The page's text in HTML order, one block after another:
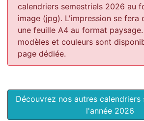
calendriers semestriels 2026 au
image (jpg). L'impression se fera
une feuille A4 au format paysage.
modèles et couleurs sont
page dédiée.
Découvrez nos autres calendriers
l'année 2026